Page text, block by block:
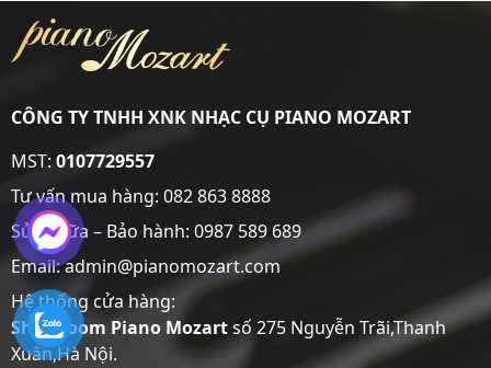
CÔNG TY TNHH XNK NHẠC CỤ PIANO MOZART
MST:0107729557
Tư vấn mua hàng: 082 863 8888
Sửa chữa – Bảo hành: 0987 589 689
Email: admin@pianomozart.com
Hệ thống cửa hàng:
Showroom Piano Mozartsố 275 Nguyễn Trãi,Thanh
Xuân,Hà Nội.